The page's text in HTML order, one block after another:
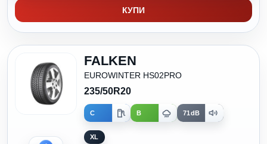
КУПИ
FALKEN
EUROWINTER HS02PRO
235/50R20
C B 71dB
XL